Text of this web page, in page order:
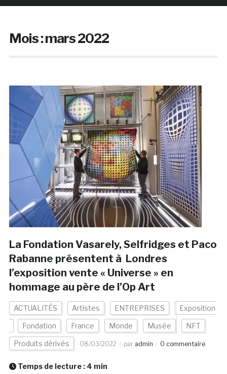
Mois :mars 2022
La Fondation Vasarely, Selfridges et Paco
Rabanne présentent à Londres
l’exposition vente « Universe » en
hommage au père de l’Op Art
ACTUALITÉS Artistes ENTREPRISES Exposition
Fondation France Monde Musée NFT
Produits dérivés 08/03/2022 par admin 0 commentaire
Temps de lecture : 4 min